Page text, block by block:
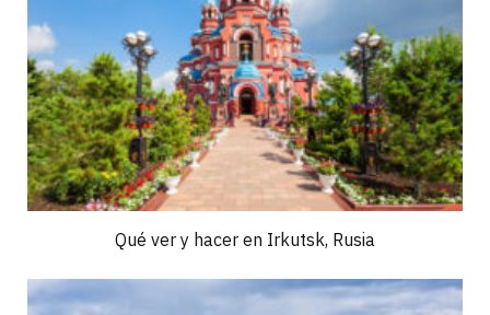
Qué ver y hacer en Irkutsk, Rusia